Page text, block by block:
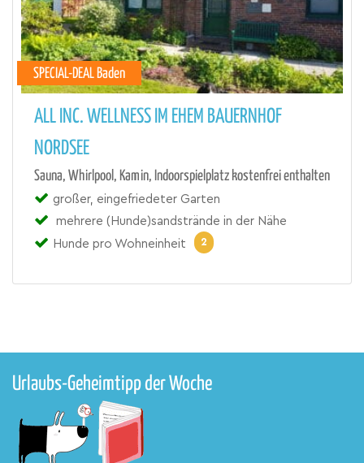
SPECIAL-DEAL Baden
ALL INC. WELLNESS IM EHEM BAUERNHOF
NORDSEE
Sauna, Whirlpool, Kamin, Indoorspielplatz kostenfrei enthalten
großer, eingefriedeter Garten
mehrere (Hunde)sandstrände in der Nähe
Hunde pro Wohneinheit
2
Urlaubs-Geheimtipp der Woche